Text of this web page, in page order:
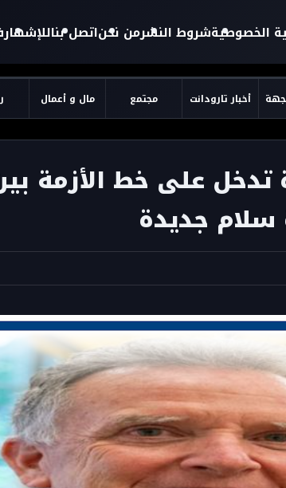
الخصوصيةشروط النشرمن نحناتصل بناللإشهار
أخبار تارودانت مجتمع مال و أعمال
تدخل على خط الأزمة
سلام جديدة